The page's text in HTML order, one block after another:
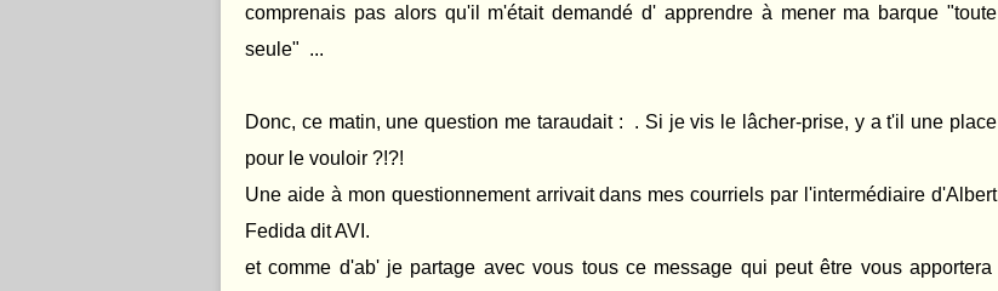
comprenais pas alors qu'il m'était demandé d' apprendre à mener ma barque "toute
seule" ...
Donc, ce matin, une question me taraudait : . Si je vis le lâcher-prise, y a t'il une place
pour le vouloir ?!?!
Une aide à mon questionnement arrivait dans mes courriels par l'intermédiaire d'Albert
Fedida dit AVI.
et comme d'ab' je partage avec vous tous ce message qui peut être vous apportera